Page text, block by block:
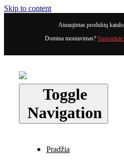
Skip to content
Atnaujintas produktų
Domina montavimas?
Toggle
Navigation
Pradžia